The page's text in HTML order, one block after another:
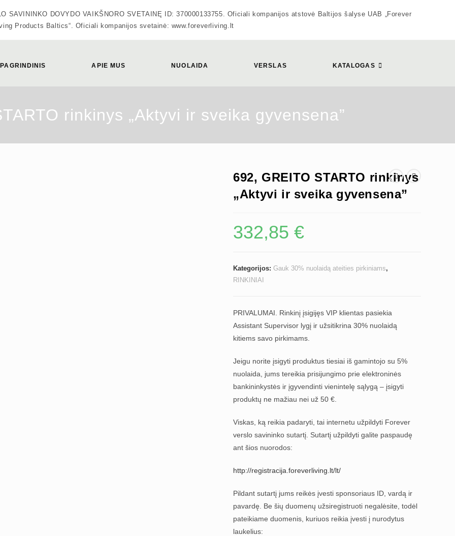
SAVININKO DOVYDO VAIKŠNORO SVETAINĘ ID: 370000133755. Oficiali kompanijos atstovė Baltijos šalyse UAB „Forever
Products Baltics“. Oficiali kompanijos svetainė: www.foreverliving.lt
PAGRINDINIS APIE MUS NUOLAIDA VERSLAS KATALOGAS
rinkinys „Aktyvi ir sveika gyvensena”
692, GREITO STARTO rinkinys
„Aktyvi ir sveika gyvensena”
332,85€
Kategorijos:Gauk 30% nuolaidą ateities pirkiniams,
RINKINIAI
PRIVALUMAI. Rinkinį įsigijęs VIP klientas pasiekia
Assistant Supervisor lygį ir užsitikrina 30% nuolaidą
kitiems savo pirkimams.
Jeigu norite įsigyti produktus tiesiai iš gamintojo su 5%
nuolaida, jums tereikia prisijungimo prie elektroninės
bankininkystės ir įgyvendinti vienintelę sąlygą – įsigyti
produktų ne mažiau nei už 50 €.
Viskas, ką reikia padaryti, tai internetu užpildyti Forever
verslo savininko sutartį. Sutartį užpildyti galite paspaudę
ant šios nuorodos:
http://registracija.foreverliving.lt/lt/
Pildant sutartį jums reikės įvesti sponsoriaus ID, vardą ir
pavardę. Be šių duomenų užsiregistruoti negalėsite, todėl
pateikiame duomenis, kuriuos reikia įvesti į nurodytus
laukelius: